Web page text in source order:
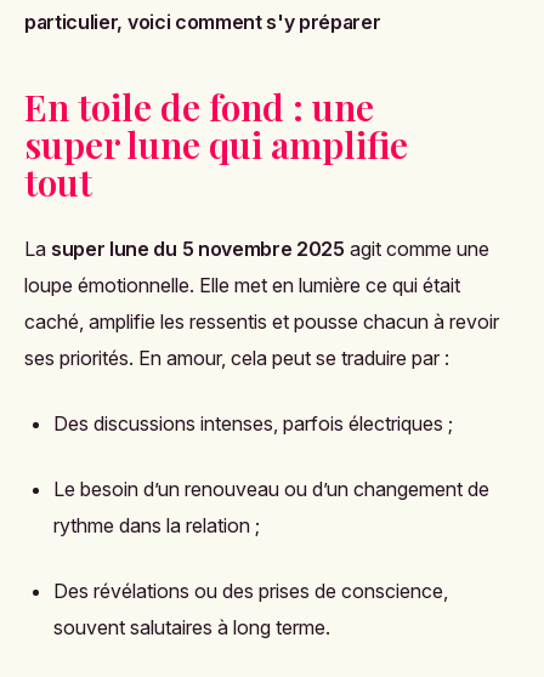
particulier, voici comment s'y préparer
En toile de fond : une
super lune qui amplifie
tout
La super lune du 5 novembre 2025 agit comme une
loupe émotionnelle. Elle met en lumière ce qui était
caché, amplifie les ressentis et pousse chacun à revoir
ses priorités. En amour, cela peut se traduire par :
Des discussions intenses, parfois électriques ;
Le besoin d’un renouveau ou d’un changement de
rythme dans la relation ;
Des révélations ou des prises de conscience,
souvent salutaires à long terme.